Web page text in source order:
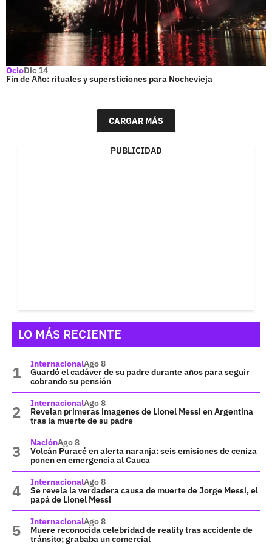
OcioDic 14
Fin de Año: rituales y supersticiones para Nochevieja
CARGAR MÁS
PUBLICIDAD
LO MÁS RECIENTE
InternacionalAgo 8
Guardó el cadáver de su padre durante años para seguir
cobrando su pensión
InternacionalAgo 8
Revelan primeras imagenes de Lionel Messi en Argentina
tras la muerte de su padre
NaciónAgo 8
Volcán Puracé en alerta naranja: seis emisiones de ceniza
ponen en emergencia al Cauca
InternacionalAgo 8
Se revela la verdadera causa de muerte de Jorge Messi, el
papá de Lionel Messi
InternacionalAgo 8
Muere reconocida celebridad de reality tras accidente de
tránsito; grababa un comercial